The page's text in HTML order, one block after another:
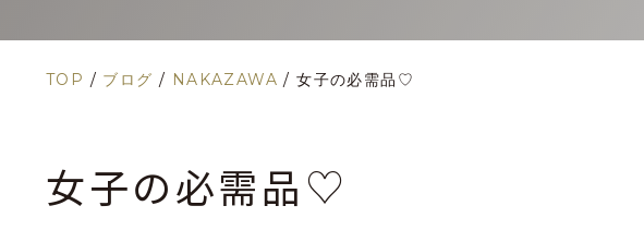
TOP / ブログ / NAKAZAWA /女子の必需品♡
女子の必需品♡